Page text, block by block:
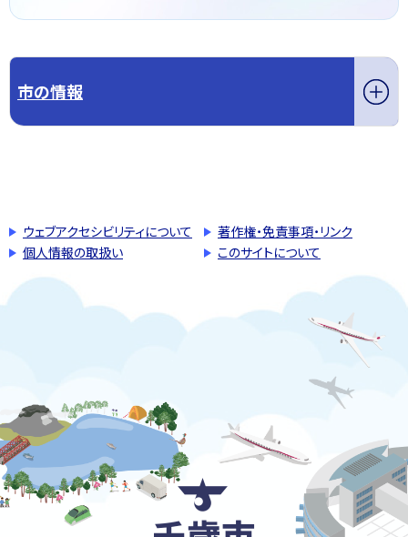
市の情報
ウェブアクセシビリティについて
著作権・免責事項・リンク
個人情報の取扱い
このサイトについて